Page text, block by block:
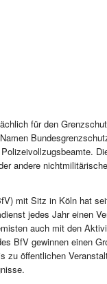
für den
andere
mit Sitz in Köln hat
jedes Jahr einen
auch mit den
BfV gewinnen einen
zu öffentlichen